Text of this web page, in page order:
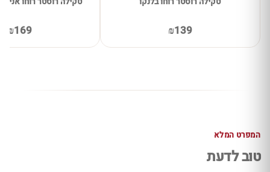
₪139
₪169
המפרט המלא
טוב לדעת